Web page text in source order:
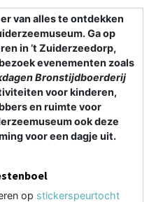
van alles te ontdekken
Ga op
in ’t Zuiderzeedorp,
evenementen zoals
Bronstijdboerderij
voor kinderen,
en ruimte voor
ook deze
voor een dagje uit.
op stickerspeurtocht